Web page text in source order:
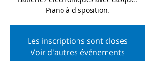
Piano à disposition.
Les inscriptions sont closes
Voir d'autres événements